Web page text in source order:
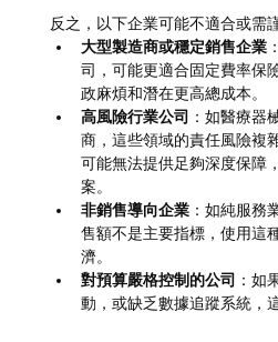
反之，以下企業可能不適合或需
大型製造商或穩定銷售企業
司，可能更適合固定費率保
政麻煩和潛在更高總成本。
高風險行業公司 ：如醫療器
商，這些領域的責任風險複
可能無法提供足夠深度保障
案。
非銷售導向企業：如純服務
售額不是主要指標，使用這
濟。
對預算嚴格控制的公司 ：如
動，或缺乏數據追蹤系統，